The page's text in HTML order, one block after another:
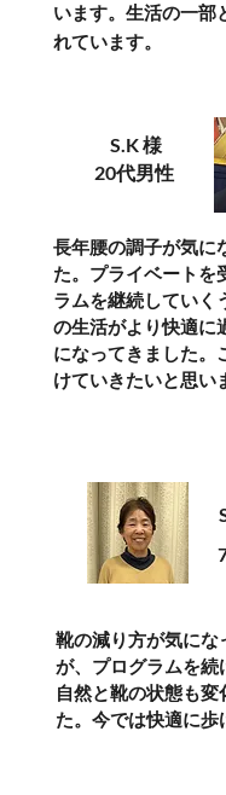
います。生活の一部
れています。
S.K 様
20代男性
長年腰の調子が気に
た。プライベートを
ラムを継続していく
の生活がより快適に
になってきました。
けていきたいと思い
靴の減り方が気にな
が、プログラムを続
自然と靴の状態も変
た。今では快適に歩